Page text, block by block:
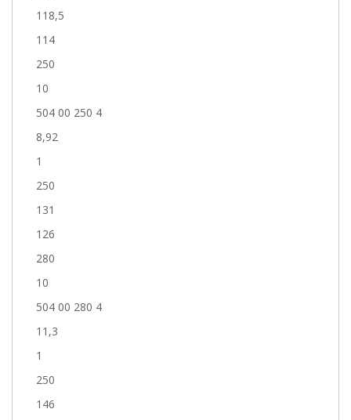
118,5
114
250
10
504 00 250 4
8,92
1
250
131
126
280
10
504 00 280 4
11,3
1
250
146